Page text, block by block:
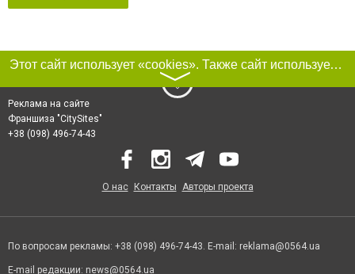
Этот сайт использует «cookies». Также сайт использует интернет-сервис для сбора технических данных касательно посетителей с целью получения маркетинговой и статистической информации. Условия обработки данных посетителей сайта см.
〉
Реклама на сайте
Франшиза "CitySites"
+38 (098) 496-74-43
О нас Контакты Авторы проекта
По вопросам рекламы: +38 (098) 496-74-43. E-mail: reklama@0564.ua
E-mail редакции: news@0564.ua